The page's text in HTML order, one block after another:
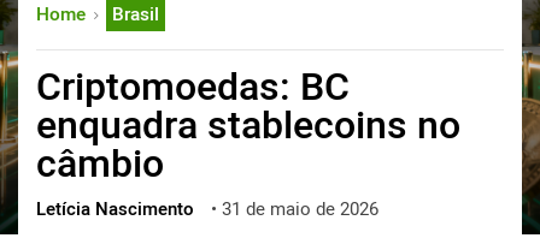
中文
한국어
العربية
ქართული
Home Brasil
Criptomoedas: BC
enquadra stablecoins no
câmbio
Letícia Nascimento • 31 de maio de 2026